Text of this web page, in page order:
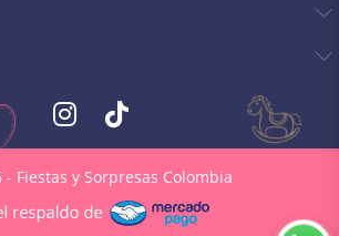
Fiestas y Sorpresas Colombia